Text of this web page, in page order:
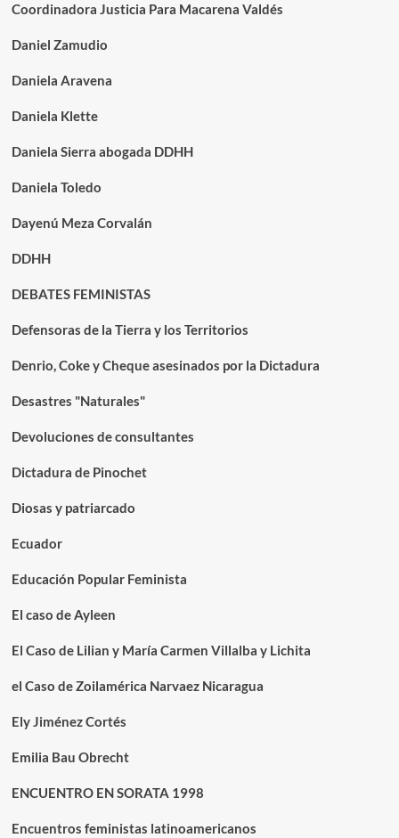
Coordinadora Justicia Para Macarena Valdés
Daniel Zamudio
Daniela Aravena
Daniela Klette
Daniela Sierra abogada DDHH
Daniela Toledo
Dayenú Meza Corvalán
DDHH
DEBATES FEMINISTAS
Defensoras de la Tierra y los Territorios
Denrio, Coke y Cheque asesinados por la Dictadura
Desastres "Naturales"
Devoluciones de consultantes
Dictadura de Pinochet
Diosas y patriarcado
Ecuador
Educación Popular Feminista
El caso de Ayleen
El Caso de Lilian y María Carmen Villalba y Lichita
el Caso de Zoilamérica Narvaez Nicaragua
Ely Jiménez Cortés
Emilia Bau Obrecht
ENCUENTRO EN SORATA 1998
Encuentros feministas latinoamericanos